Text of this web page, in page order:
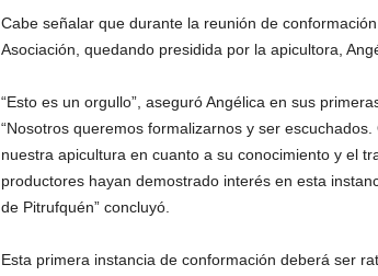
Cabe señalar que durante la reunión de
Asociación, quedando presidida por la apicultora,
“Esto es un orgullo”, aseguró Angélica en sus
“Nosotros queremos formalizarnos y ser
nuestra apicultura en cuanto a su conocimiento y el
productores hayan demostrado interés en esta
de Pitrufquén” concluyó.
Esta primera instancia de conformación deberá ser